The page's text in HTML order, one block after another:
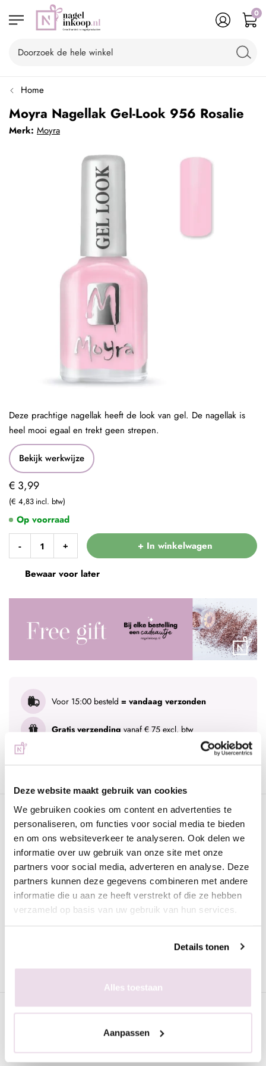
Deze website maakt gebruik van cookies
We gebruiken cookies om content en advertenties te
personaliseren, om functies voor social media te bieden
en om ons websiteverkeer te analyseren. Ook delen we
informatie over uw gebruik van onze site met onze
partners voor social media, adverteren en analyse. Deze
partners kunnen deze gegevens combineren met andere
informatie die u aan ze heeft verstrekt of die ze hebben
verzameld op basis van uw gebruik van hun services.
Details tonen
Alles toestaan
Aanpassen
0
Home
Moyra Nagellak Gel-Look 956 Rosalie
Merk: Moyra
Bekijk werkwijze
€ 3,99
€ 4,83
- + + In winkelwagen
Bewaar voor later
Voor 15:00 besteld = vandaag verzonden
Gratis verzending vanaf € 75 excl. btw
WhatsApp met onze specialisten
Op voorraad
Deze prachtige nagellak heeft de look van gel. De nagellak is
heel mooi egaal en trekt geen strepen.
Omschrijving
Moyra Nagellak Gel look 956 Rosalie
Deze prachtige nagellak in de licht roze kleur heeft de look van
gel. De nagellak is heel mooi egaal en trekt geen strepen.
Voordelen van de Moyra nagellak met gel look:
Snel drogend
Specificaties
Gerelateerde pagina's